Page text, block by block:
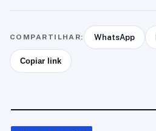
COMPARTILHAR: WhatsApp
Copiar link